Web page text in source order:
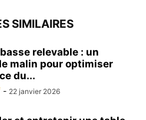
SIMILAIRES
relevable : un
malin pour optimiser
du...
- 22 janvier 2026